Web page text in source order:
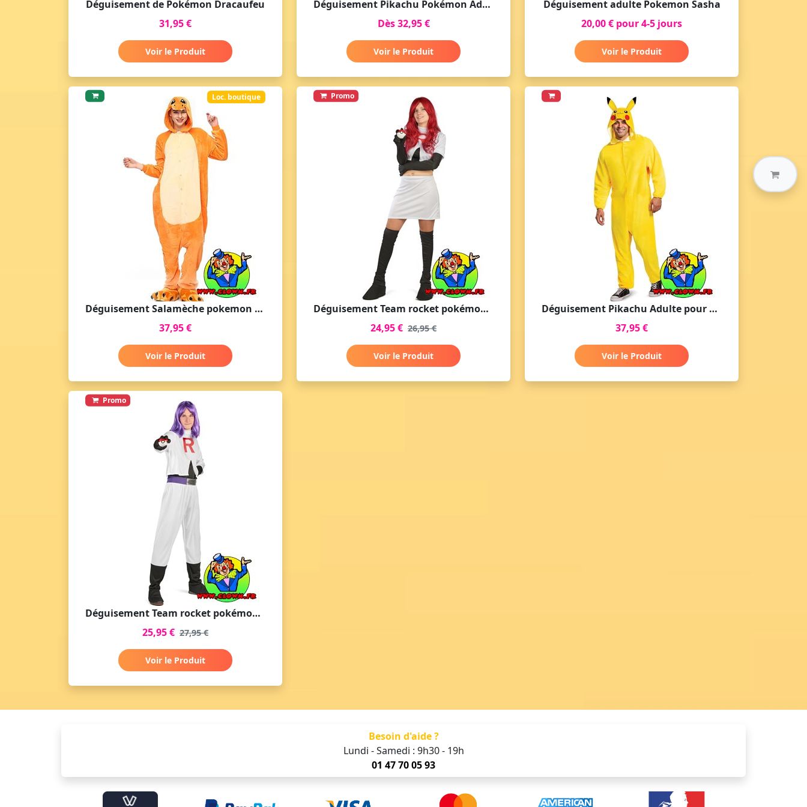
Déguisement de Pokémon Dracaufeu
31,95 €
Voir le Produit
Déguisement Pikachu Pokémon Adulte
Dès 32,95 €
Voir le Produit
Déguisement adulte Pokemon Sasha
20,00 € pour 4-5 jours
Voir le Produit
Loc. boutique
Déguisement Salamèche pokemon Adulte
37,95 €
Voir le Produit
Promo
Déguisement Team rocket pokémon Jessie
24,95 € 26,95 €
Voir le Produit
Déguisement Pikachu Adulte pour Fête Cosplay
37,95 €
Voir le Produit
Promo
Déguisement Team rocket pokémon James
25,95 € 27,95 €
Voir le Produit
Besoin d'aide ?
Lundi - Samedi : 9h30 - 19h
01 47 70 05 93